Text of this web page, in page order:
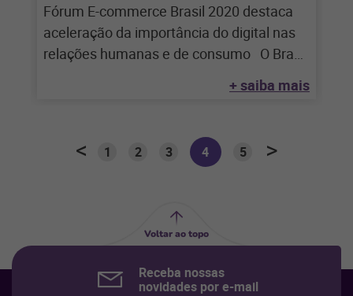
Fórum E-commerce Brasil 2020 destaca
aceleração da importância do digital nas
relações humanas e de consumo O Brasil
+ saiba mais
1 2 3 4 5
Voltar ao topo
Receba nossas
novidades por e-mail